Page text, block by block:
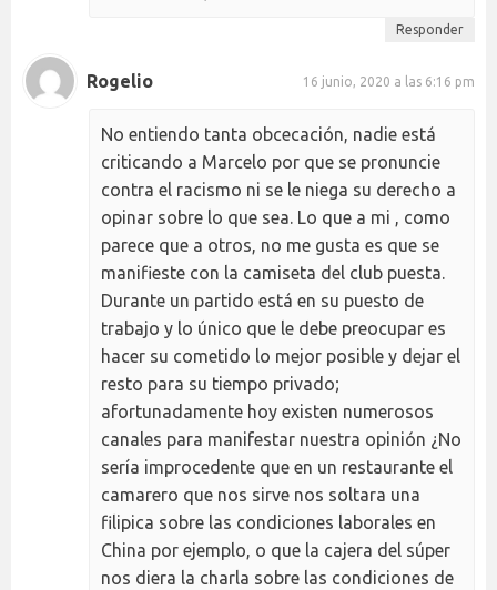
Responder
Rogelio 16 junio, 2020 a las 6:16 pm
No entiendo tanta obcecación, nadie está
criticando a Marcelo por que se pronuncie
contra el racismo ni se le niega su derecho a
opinar sobre lo que sea. Lo que a mi , como
parece que a otros, no me gusta es que se
manifieste con la camiseta del club puesta.
Durante un partido está en su puesto de
trabajo y lo único que le debe preocupar es
hacer su cometido lo mejor posible y dejar el
resto para su tiempo privado;
afortunadamente hoy existen numerosos
canales para manifestar nuestra opinión ¿No
sería improcedente que en un restaurante el
camarero que nos sirve nos soltara una
filipica sobre las condiciones laborales en
China por ejemplo, o que la cajera del súper
nos diera la charla sobre las condiciones de